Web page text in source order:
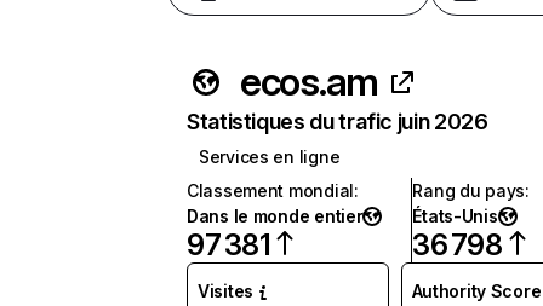
ecos.am
Statistiques du trafic juin 2026
Services en ligne
Classement mondial:
Dans le monde entier
97 381
Rang du pays:
États-Unis
36 798
Visites Authority Score